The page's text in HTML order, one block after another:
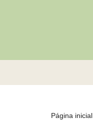
Página inicial